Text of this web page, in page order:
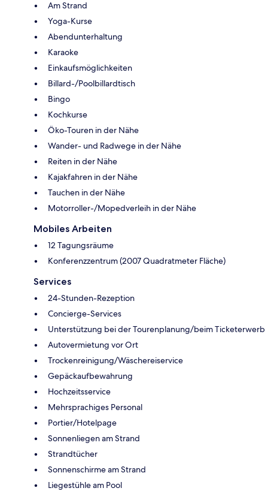
Am Strand
Yoga-Kurse
Abendunterhaltung
Karaoke
Einkaufsmöglichkeiten
Billard-/Poolbillardtisch
Bingo
Kochkurse
Öko-Touren in der Nähe
Wander- und Radwege in der Nähe
Reiten in der Nähe
Kajakfahren in der Nähe
Tauchen in der Nähe
Motorroller-/Mopedverleih in der Nähe
Mobiles Arbeiten
12 Tagungsräume
Konferenzzentrum (2007 Quadratmeter Fläche)
Services
24-Stunden-Rezeption
Concierge-Services
Unterstützung bei der Tourenplanung/beim Ticketerwerb
Autovermietung vor Ort
Trockenreinigung/Wäschereiservice
Gepäckaufbewahrung
Hochzeitsservice
Mehrsprachiges Personal
Portier/Hotelpage
Sonnenliegen am Strand
Strandtücher
Sonnenschirme am Strand
Liegestühle am Pool